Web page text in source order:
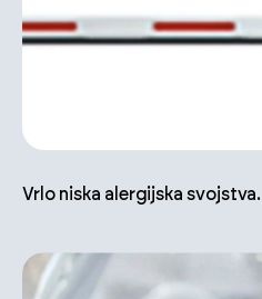
Vrlo niska alergijska svojstva.